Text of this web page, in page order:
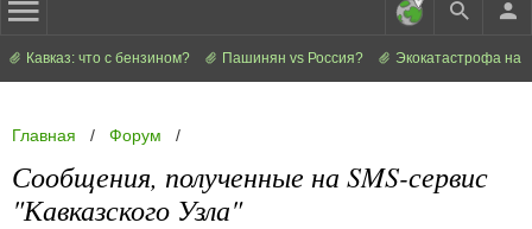
Кавказ: что с бензином? Пашинян vs Россия? Экокатастрофа на
Главная / Форум /
Сообщения, полученные на SMS-сервис
"Кавказского Узла"